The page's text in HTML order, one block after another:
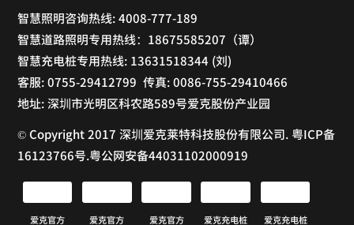
智慧照明咨询热线: 4008-777-189
智慧道路照明专用热线：18675585207（谭）
智慧充电桩专用热线: 13631518344 (刘)
客服: 0755-29412799 传真: 0086-755-29410466
地址: 深圳市光明区科农路589号爱克股份产业园
© Copyright 2017 深圳爱克莱特科技股份有限公司. 粤ICP备
16123766号.粤公网安备44031102000919